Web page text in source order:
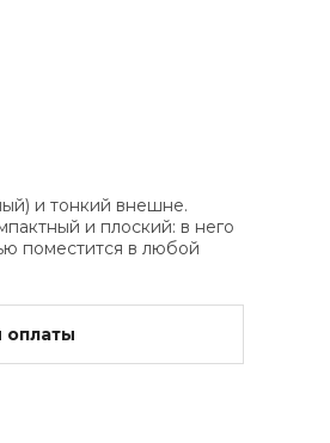
и тонкий внешне.
и плоский: в него
поместится в любой
оплаты